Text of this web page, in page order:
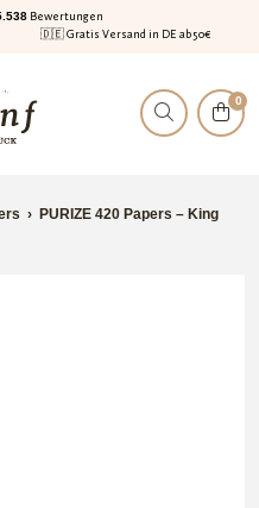
Bewertungen
🇩🇪 Gratis Versand in DE ab 50€
0
› PURIZE 420 Papers – King